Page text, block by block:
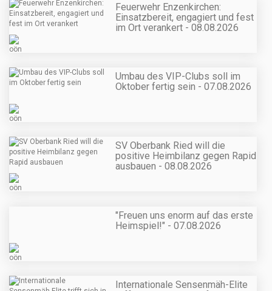
Feuerwehr Enzenkirchen:
Einsatzbereit, engagiert und fest
im Ort verankert - 08.08.2026
Umbau des VIP-Clubs soll im
Oktober fertig sein - 07.08.2026
SV Oberbank Ried will die
positive Heimbilanz gegen Rapid
ausbauen - 08.08.2026
"Freuen uns enorm auf das erste
Heimspiel!" - 07.08.2026
Internationale Sensenmäh-Elite